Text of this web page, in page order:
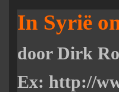
In Syrië
door Dirk
Ex: http://